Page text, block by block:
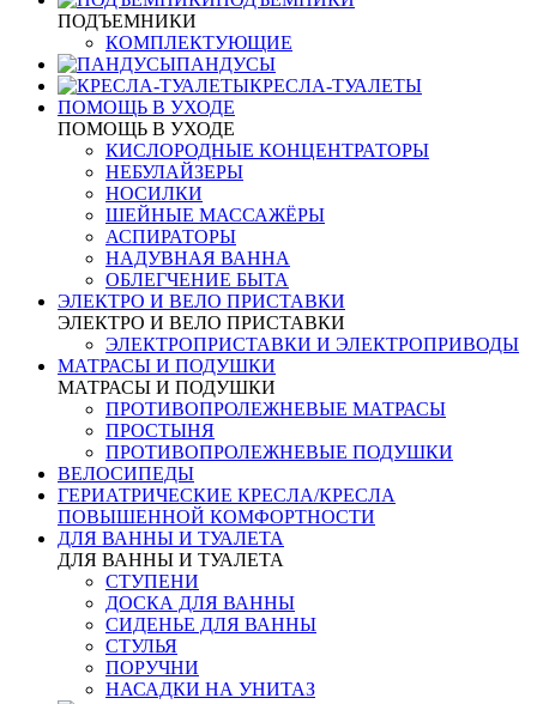
ПОДЪЕМНИКИ
КОМПЛЕКТУЮЩИЕ
ПАНДУСЫ
КРЕСЛА-ТУАЛЕТЫ
ПОМОЩЬ В УХОДЕ
ПОМОЩЬ В УХОДЕ
КИСЛОРОДНЫЕ КОНЦЕНТРАТОРЫ
НЕБУЛАЙЗЕРЫ
НОСИЛКИ
ШЕЙНЫЕ МАССАЖЁРЫ
АСПИРАТОРЫ
НАДУВНАЯ ВАННА
ОБЛЕГЧЕНИЕ БЫТА
ЭЛЕКТРО И ВЕЛО ПРИСТАВКИ
ЭЛЕКТРО И ВЕЛО ПРИСТАВКИ
ЭЛЕКТРОПРИСТАВКИ И ЭЛЕКТРОПРИВОДЫ
МАТРАСЫ И ПОДУШКИ
МАТРАСЫ И ПОДУШКИ
ПРОТИВОПРОЛЕЖНЕВЫЕ МАТРАСЫ
ПРОСТЫНЯ
ПРОТИВОПРОЛЕЖНЕВЫЕ ПОДУШКИ
ВЕЛОСИПЕДЫ
ГЕРИАТРИЧЕСКИЕ КРЕСЛА/КРЕСЛА
ПОВЫШЕННОЙ КОМФОРТНОСТИ
ДЛЯ ВАННЫ И ТУАЛЕТА
ДЛЯ ВАННЫ И ТУАЛЕТА
СТУПЕНИ
ДОСКА ДЛЯ ВАННЫ
СИДЕНЬЕ ДЛЯ ВАННЫ
СТУЛЬЯ
ПОРУЧНИ
НАСАДКИ НА УНИТАЗ